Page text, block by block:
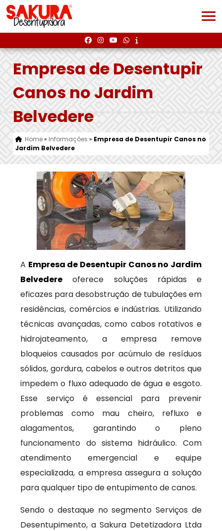
Empresa de Desentupir
Canos no Jardim
Belvedere
Home» Informações » Empresa de Desentupir Canos no
Jardim Belvedere
A Empresa de Desentupir Canos no Jardim
Belvedere oferece soluções rápidas e
eficazes para desobstrução de tubulações em
residências, comércios e indústrias. Utilizando
técnicas avançadas, como cabos rotativos e
hidrojateamento, a empresa remove
bloqueios causados por acúmulo de resíduos
sólidos, gordura, cabelos e outros detritos que
impedem o fluxo adequado de água e esgoto.
Esse serviço é essencial para prevenir
problemas como mau cheiro, refluxo e
alagamentos, garantindo o pleno
funcionamento do sistema hidráulico. Com
atendimento emergencial e equipe
especializada, a empresa assegura a solução
para qualquer tipo de entupimento de canos.
Sendo o destaque no segmento Serviços de
Desentupimento, a Sakura Detetizadora Ltda